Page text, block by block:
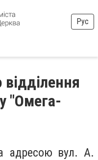
Рус
"Омега-
адресою вул. А.